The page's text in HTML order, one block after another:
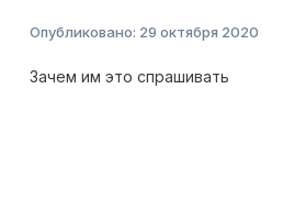
Опубликовано: 29 октября 2020
Зачем им это спрашивать